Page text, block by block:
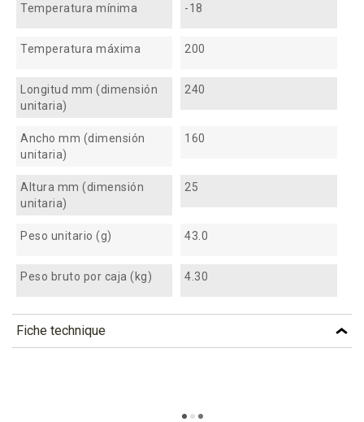
Temperatura mínima -18
Temperatura máxima 200
Longitud mm (dimensión
unitaria)
240
Ancho mm (dimensión
unitaria)
160
Altura mm (dimensión
unitaria)
25
Peso unitario (g) 43.0
Peso bruto por caja (kg) 4.30
Fiche technique